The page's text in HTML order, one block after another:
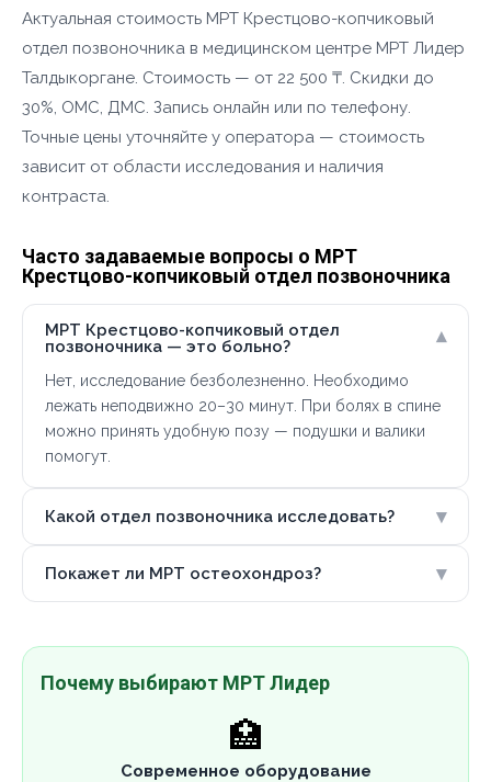
Актуальная стоимость МРТ Крестцово-копчиковый
отдел позвоночника в медицинском центре МРТ Лидер
Талдыкоргане. Стоимость — от 22 500 ₸. Скидки до
30%, ОМС, ДМС. Запись онлайн или по телефону.
Точные цены уточняйте у оператора — стоимость
зависит от области исследования и наличия
контраста.
Часто задаваемые вопросы о МРТ
Крестцово-копчиковый отдел позвоночника
МРТ Крестцово-копчиковый отдел
позвоночника — это больно?
▾
Нет, исследование безболезненно. Необходимо
лежать неподвижно 20–30 минут. При болях в спине
можно принять удобную позу — подушки и валики
помогут.
Какой отдел позвоночника исследовать? ▾
Покажет ли МРТ остеохондроз? ▾
Почему выбирают МРТ Лидер
🏥
Современное оборудование